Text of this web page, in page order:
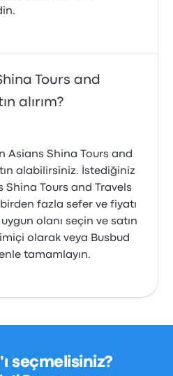
Tours and
alırım?
Asians Shina Tours and
alabilirsiniz. İstediğiniz
Shina Tours and Travels
fazla sefer ve fiyatı
uygun olanı seçin ve satın
olarak veya Busbud
tamamlayın.
seçmelisiniz?